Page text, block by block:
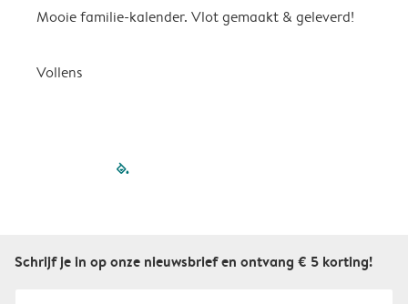
Mooie familie-kalender. Vlot gemaakt & geleverd!
Vollens
filled-pagination
Schrijf je in op onze nieuwsbrief en ontvang € 5 korting!